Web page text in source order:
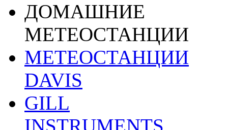
ДОМАШНИЕ
МЕТЕОСТАНЦИИ
МЕТЕОСТАНЦИИ
DAVIS
GILL